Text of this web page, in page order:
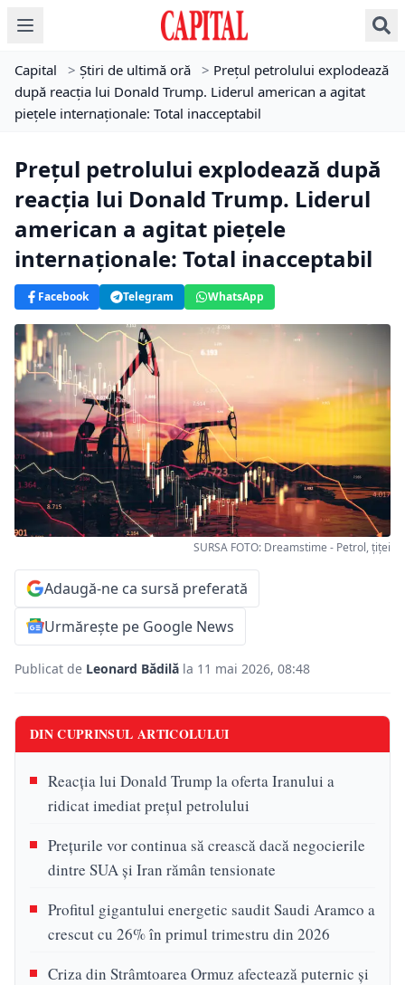
Capital > Știri de ultimă oră > Prețul petrolului explodează
după reacția lui Donald Trump. Liderul american a agitat
piețele internaționale: Total inacceptabil
Prețul petrolului explodează după
reacția lui Donald Trump. Liderul
american a agitat piețele
internaționale: Total inacceptabil
Facebook Telegram WhatsApp
SURSA FOTO: Dreamstime - Petrol, țiței
Adaugă-ne ca sursă preferată
Urmărește pe Google News
Publicat de Leonard Bădilă la 11 mai 2026, 08:48
DIN CUPRINSUL ARTICOLULUI
Reacția lui Donald Trump la oferta Iranului a
ridicat imediat prețul petrolului
Preţurile vor continua să crească dacă negocierile
dintre SUA şi Iran rămân tensionate
Profitul gigantului energetic saudit Saudi Aramco a
crescut cu 26% în primul trimestru din 2026
Criza din Strâmtoarea Ormuz afectează puternic și